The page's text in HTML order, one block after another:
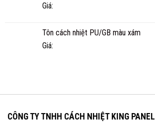
Giá:
Tôn cách nhiệt PU/GB màu xám
Giá:
CÔNG TY TNHH CÁCH NHIỆT KING PANEL